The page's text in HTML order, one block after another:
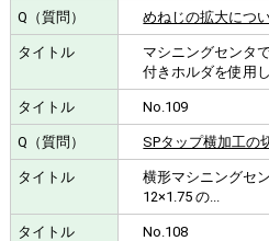
めねじの拡大につ
マシニングセンタ
付きホルダを使用
No.109
SPタップ横加工の
横形マシニングセ
12×1.75 の...
No.108